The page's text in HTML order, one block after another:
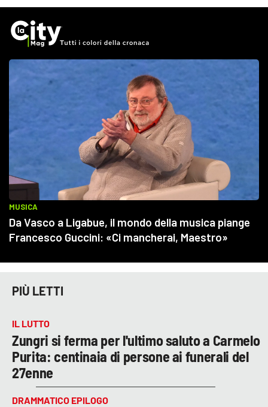
PIÙ LETTI
IL LUTTO
Zungri si ferma per l'ultimo saluto a Carmelo
Purita: centinaia di persone ai funerali del
27enne
DRAMMATICO EPILOGO